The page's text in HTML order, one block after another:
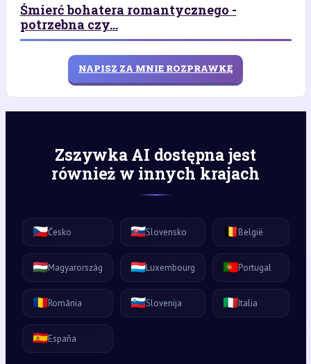
Śmierć bohatera romantycznego -
potrzebna czy...
NAPISZ ZA MNIE ROZPRAWKĘ
Zszywka AI dostępna jest
również w innych krajach
🇨🇿Česko 🇸🇰Slovensko 🇧🇪België
🇭🇺Magyarország 🇱🇺Luxembourg 🇵🇹Portugal
🇷🇴România 🇸🇮Slovenija 🇮🇹Italia
🇪🇸España